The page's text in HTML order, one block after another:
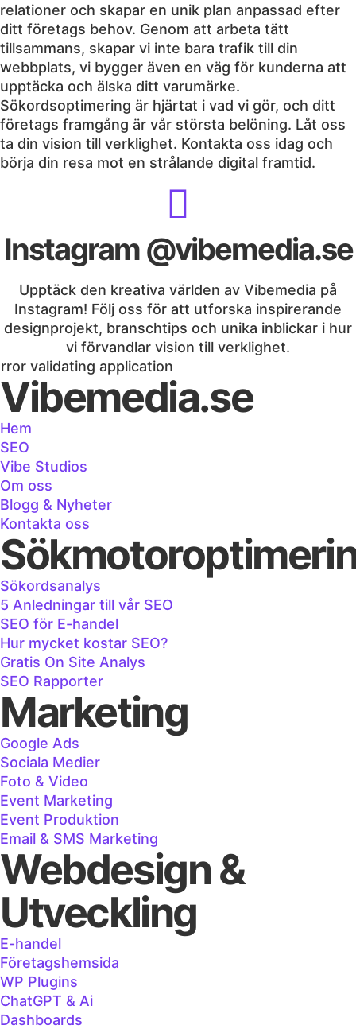
relationer och skapar en unik plan anpassad efter
ditt företags behov. Genom att arbeta tätt
tillsammans, skapar vi inte bara trafik till din
webbplats, vi bygger även en väg för kunderna att
upptäcka och älska ditt varumärke.
Sökordsoptimering är hjärtat i vad vi gör, och ditt
företags framgång är vår största belöning. Låt oss
ta din vision till verklighet. Kontakta oss idag och
börja din resa mot en strålande digital framtid.
Instagram @vibemedia.se
Upptäck den kreativa världen av Vibemedia på
Instagram! Följ oss för att utforska inspirerande
designprojekt, branschtips och unika inblickar i hur
vi förvandlar vision till verklighet.
validating application
Vibemedia.se
Hem
SEO
Vibe Studios
Om oss
Blogg & Nyheter
Kontakta oss
Sökordsanalys
5 Anledningar till vår SEO
SEO för E-handel
Hur mycket kostar SEO?
Gratis On Site Analys
SEO Rapporter
Marketing
Google Ads
Sociala Medier
Foto & Video
Event Marketing
Event Produktion
Email & SMS Marketing
Webdesign &
Utveckling
E-handel
Företagshemsida
WP Plugins
ChatGPT & Ai
Dashboards